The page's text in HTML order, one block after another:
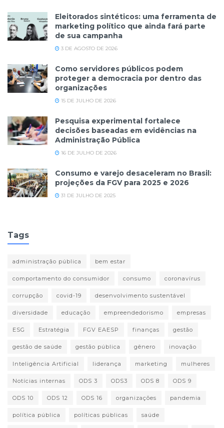
Eleitorados sintéticos: uma ferramenta de
marketing político que ainda fará parte
de sua campanha
3 DE AGOSTO DE 2026
Como servidores públicos podem
proteger a democracia por dentro das
organizações
15 DE JULHO DE 2026
Pesquisa experimental fortalece
decisões baseadas em evidências na
Administração Pública
16 DE JULHO DE 2026
Consumo e varejo desaceleram no Brasil:
projeções da FGV para 2025 e 2026
31 DE JULHO DE 2025
Tags
administração pública bem estar
comportamento do consumidor consumo coronavírus
corrupção covid-19 desenvolvimento sustentável
diversidade educação empreendedorismo empresas
ESG Estratégia FGV EAESP finanças gestão
gestão de saúde gestão pública gênero inovação
Inteligência Artificial liderança marketing mulheres
Notícias internas ODS 3 ODS3 ODS 8 ODS 9
ODS 10 ODS 12 ODS 16 organizações pandemia
política pública políticas públicas saúde